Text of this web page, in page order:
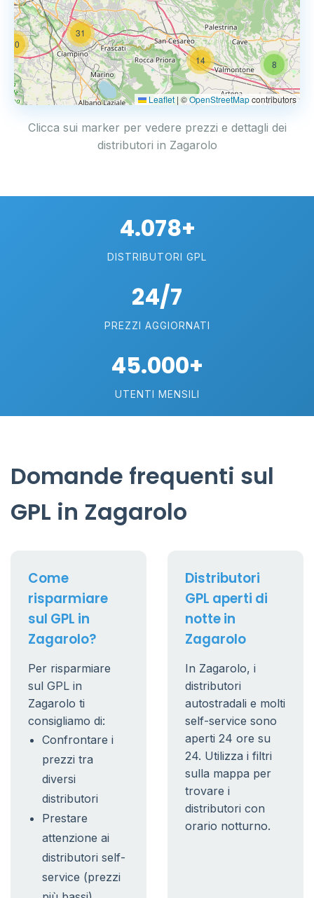
20
31
8
14
Leaflet | ©OpenStreetMapcontributors
Clicca sui marker per vedere prezzi e dettagli dei
distributori in Zagarolo
4.078+
DISTRIBUTORI GPL
24/7
PREZZI AGGIORNATI
45.000+
UTENTI MENSILI
Domande frequenti sul
GPL in Zagarolo
Come
risparmiare
sul GPL in
Zagarolo?
Per risparmiare
sul GPL in
Zagarolo ti
consigliamo di:
Confrontare i
prezzi tra
diversi
distributori
Prestare
attenzione ai
distributori self-
service (prezzi
Distributori
GPL aperti di
notte in
Zagarolo
In Zagarolo, i
distributori
autostradali e molti
self-service sono
aperti 24 ore su
24. Utilizza i filtri
sulla mappa per
trovare i
distributori con
orario notturno.